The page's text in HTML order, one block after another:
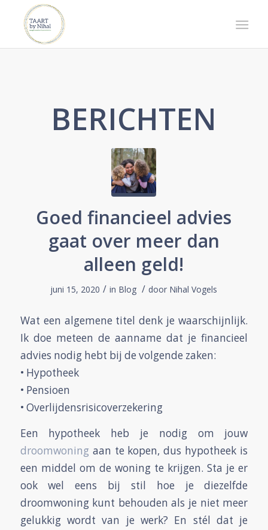
BERICHTEN
Goed financieel advies
gaat over meer dan
alleen geld!
juni 15, 2020 / in Blog / door Nihal Vogels
Wat een algemene titel denk je waarschijnlijk.
Ik doe meteen de aanname dat je financieel
advies nodig hebt bij de volgende zaken:
• Hypotheek
• Pensioen
• Overlijdensrisicoverzekering
Een hypotheek heb je nodig om jouw
droomwoning aan te kopen, dus hypotheek is
een middel om de woning te krijgen. Sta je er
ook wel eens bij stil hoe je diezelfde
droomwoning kunt behouden als je niet meer
gelukkig wordt van je werk? En stél dat je